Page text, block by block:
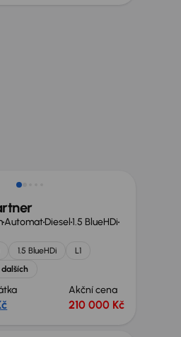
AutomatDiesel1.5 BlueHDi
1.5 BlueHDi
L1
dalších
Akční cena
210 000 Kč